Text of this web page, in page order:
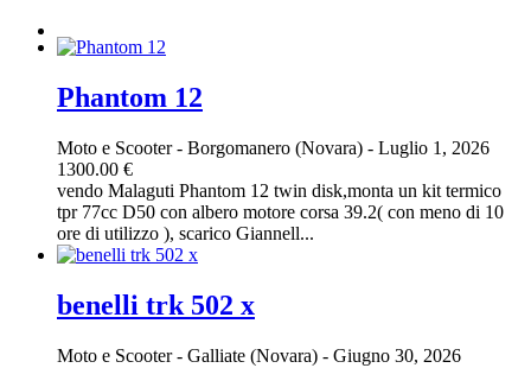
Phantom 12
Moto e Scooter- Borgomanero (Novara) - Luglio 1, 2026
1300.00 €
vendo Malaguti Phantom 12 twin disk,monta un kit termico
tpr 77cc D50 con albero motore corsa 39.2( con meno di 10
ore di utilizzo ), scarico Giannell...
benelli trk 502 x
Moto e Scooter- Galliate (Novara) - Giugno 30, 2026